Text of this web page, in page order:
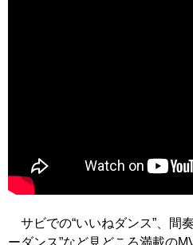
サビでの“いいねダンス”、間
ーダンス”など見どころ満載の